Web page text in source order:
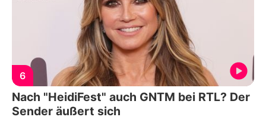
6
Nach "HeidiFest" auch GNTM bei RTL? Der
Sender äußert sich